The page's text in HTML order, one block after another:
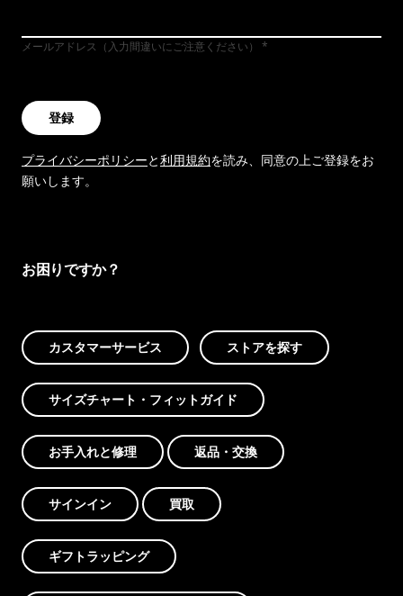
メールアドレス（入力間違いにご注意ください）
登録
プライバシーポリシーと利用規約を読み、同意の上ご登録をお
願いします。
お困りですか？
カスタマーサービス ストアを探す
サイズチャート・フィットガイド
お手入れと修理 返品・交換
サインイン 買取
ギフトラッピング